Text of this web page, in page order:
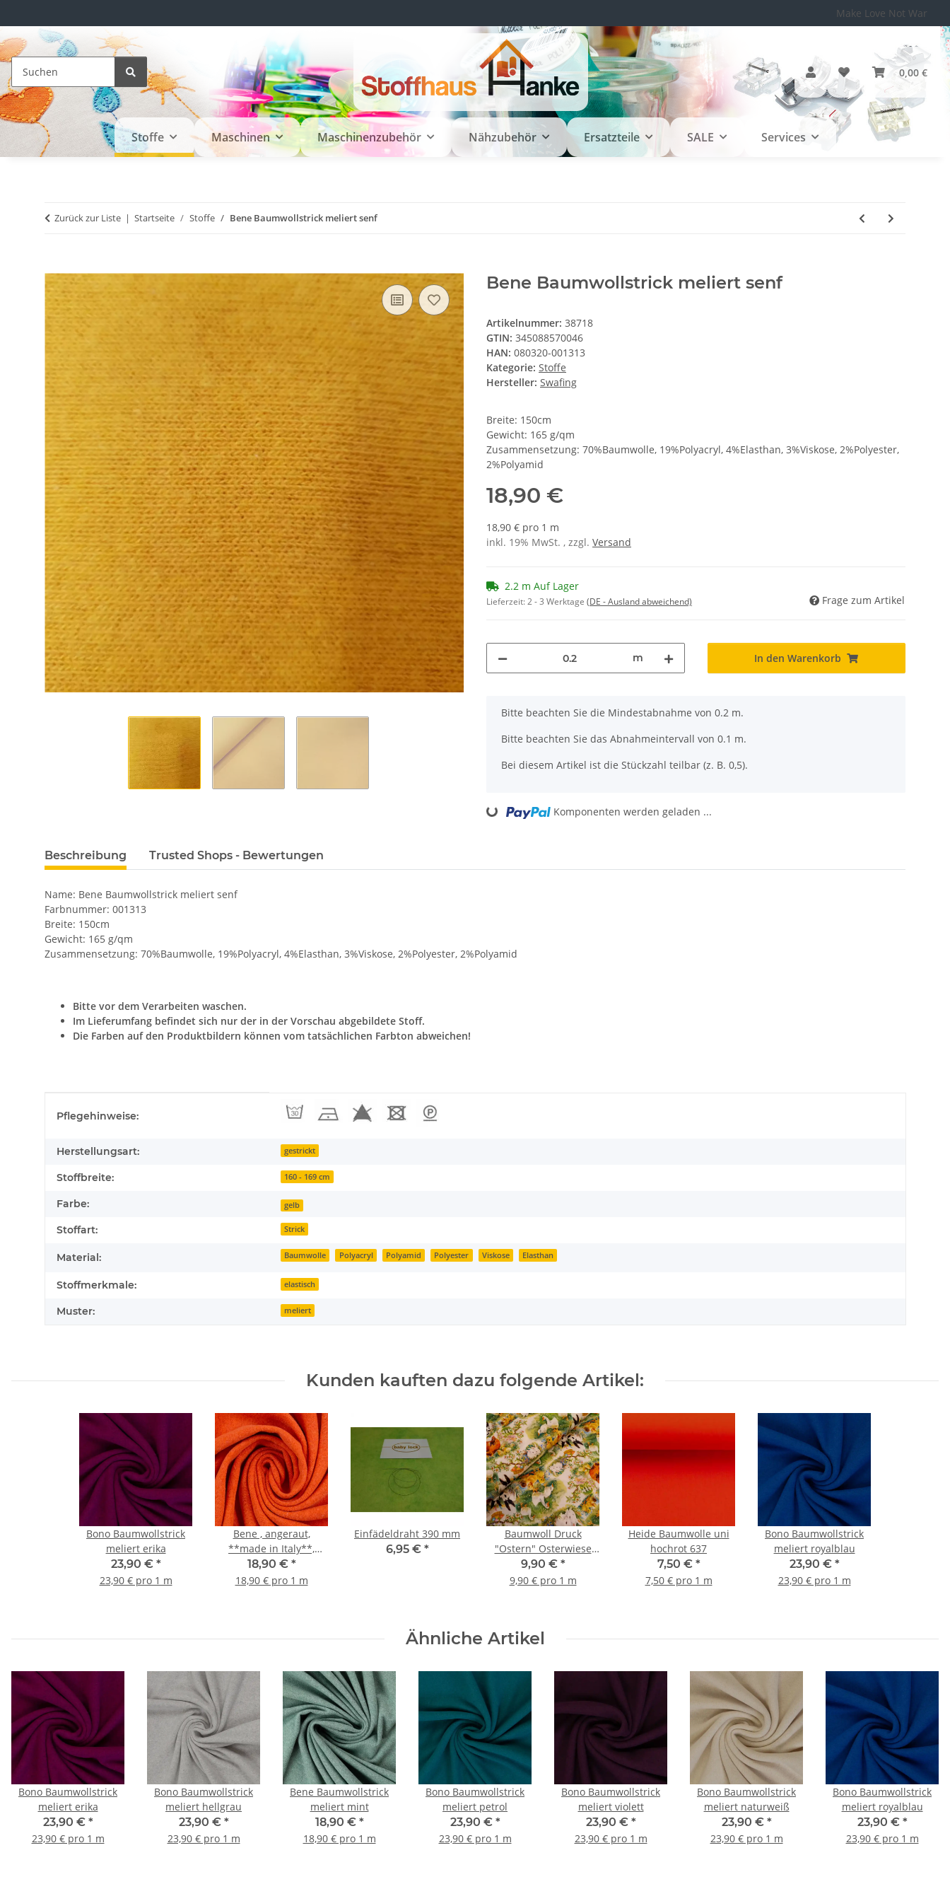
Make Love Not War
0,00 €
Stoffe Maschinen Maschinenzubehör Nähzubehör Ersatzteile SALE Services
Zurück zur Liste Startseite Stoffe Bene Baumwollstrick meliert senf
Bene Baumwollstrick meliert senf
Artikelnummer: 38718
GTIN: 345088570046
HAN: 080320-001313
Kategorie: Stoffe
Hersteller: Swafing
Breite: 150cm
Gewicht: 165 g/qm
Zusammensetzung: 70%Baumwolle, 19%Polyacryl, 4%Elasthan, 3%Viskose, 2%Polyester,
2%Polyamid
18,90 €
18,90 € pro 1 m
inkl. 19% MwSt. , zzgl. Versand
2.2 m Auf Lager
Lieferzeit:2 - 3 Werktage (DE - Ausland abweichend) Frage zum Artikel
m In den Warenkorb
x
Bitte beachten Sie die Mindestabnahme von 0.2 m.
Bitte beachten Sie das Abnahmeintervall von 0.1 m.
Bei diesem Artikel ist die Stückzahl teilbar (z. B. 0,5).
Loading... Komponenten werden geladen ...
Beschreibung Trusted Shops - Bewertungen
Name: Bene Baumwollstrick meliert senf
Farbnummer: 001313
Breite: 150cm
Gewicht: 165 g/qm
Zusammensetzung: 70%Baumwolle, 19%Polyacryl, 4%Elasthan, 3%Viskose, 2%Polyester, 2%Polyamid
Bitte vor dem Verarbeiten waschen.
Im Lieferumfang befindet sich nur der in der Vorschau abgebildete Stoff.
Die Farben auf den Produktbildern können vom tatsächlichen Farbton abweichen!
Pflegehinweise:
Herstellungsart: gestrickt
Stoffbreite: 160 - 169 cm
Farbe: gelb
Stoffart: Strick
Material: Baumwolle Polyacryl Polyamid Polyester Viskose Elasthan
Stoffmerkmale: elastisch
Muster: meliert
Kunden kauften dazu folgende Artikel:
Bono Baumwollstrick
meliert erika
23,90 € *
23,90 € pro 1 m
Bene , angeraut,
**made in Italy**,
Strickstoff, terracotta
18,90 € *
18,90 € pro 1 m
Einfädeldraht 390 mm
6,95 € *
Baumwoll Druck
"Ostern" Osterwiese
Hase, Hühner, Küken,
Gänse
9,90 € *
9,90 € pro 1 m
Heide Baumwolle uni
hochrot 637
7,50 € *
7,50 € pro 1 m
Bono Baumwollstrick
meliert royalblau
23,90 € *
23,90 € pro 1 m
Ähnliche Artikel
Bono Baumwollstrick
meliert erika
23,90 € *
23,90 € pro 1 m
Bono Baumwollstrick
meliert hellgrau
23,90 € *
23,90 € pro 1 m
Bene Baumwollstrick
meliert mint
18,90 € *
18,90 € pro 1 m
Bono Baumwollstrick
meliert petrol
23,90 € *
23,90 € pro 1 m
Bono Baumwollstrick
meliert violett
23,90 € *
23,90 € pro 1 m
Bono Baumwollstrick
meliert naturweiß
23,90 € *
23,90 € pro 1 m
Bono Baumwollstrick
meliert royalblau
23,90 € *
23,90 € pro 1 m